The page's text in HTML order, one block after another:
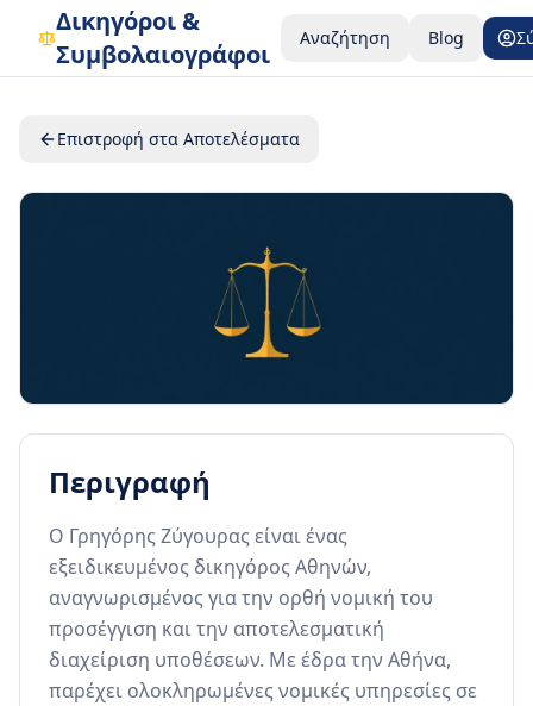
Δικηγόροι &
Συμβολαιογράφοι
Αναζήτηση Blog
Επιστροφή στα Αποτελέσματα
Περιγραφή
Ο Γρηγόρης Ζύγουρας είναι ένας
εξειδικευμένος δικηγόρος Αθηνών,
αναγνωρισμένος για την ορθή νομική του
προσέγγιση και την αποτελεσματική
διαχείριση υποθέσεων. Με έδρα την Αθήνα,
παρέχει ολοκληρωμένες νομικές υπηρεσίες σε